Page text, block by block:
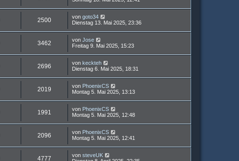
2500 von goto34
Dienstag 13. Mai 2025, 23:36
3462 von Jose
Freitag 9. Mai 2025, 15:23
2696 von keckteh
Dienstag 6. Mai 2025, 18:31
2019 von PhoenixCS
Montag 5. Mai 2025, 13:13
1991 von PhoenixCS
Montag 5. Mai 2025, 12:48
2096 von PhoenixCS
Montag 5. Mai 2025, 12:41
4777 von steveUK